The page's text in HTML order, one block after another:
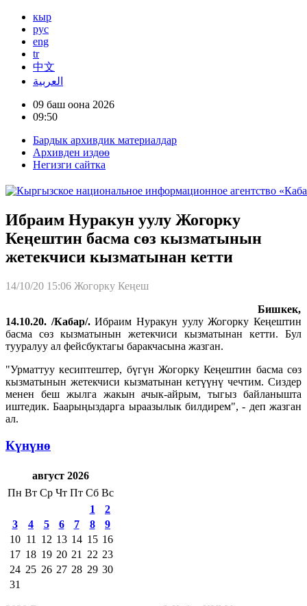
кыр
рус
eng
tr
中文
العربية
09 баш оона 2026
09:50
Бардык архивдик материалдар
Архивден издөө
Негизги сайтка
Ибраим Нуракун уулу Жогорку
Кеңештин басма сөз кызматынын
жетекчиси кызматынан кетти
14/10/20 15:06 Жогорку Кеңеш
Бишкек,
14.10.20. /Кабар/.Ибраим Нуракун уулу Жогорку Кеңештин
басма сөз кызматынын жетекчиси кызматынан кетти. Бул
тууралуу ал фейсбуктагы баракчасына жазган.
"Урматтуу кесиптештер, бүгүн Жогорку Кеңештин басма сөз
кызматынын жетекчиси кызматынан кетүүнү чечтим. Сиздер
менен беш жылга жакын ачык-айрым, тыгыз байланышта
иштедик. Баарыңыздарга ыраазылык билдирем", - деп жазган
ал.
Күнүнө
август 2026
Пн Вт Ср Чт Пт Сб Вс
1
2
3
4 5 6 7 8
9
10 11 12 13 14 15 16
17 18 19 20 21 22 23
24 25 26 27 28 29 30
31